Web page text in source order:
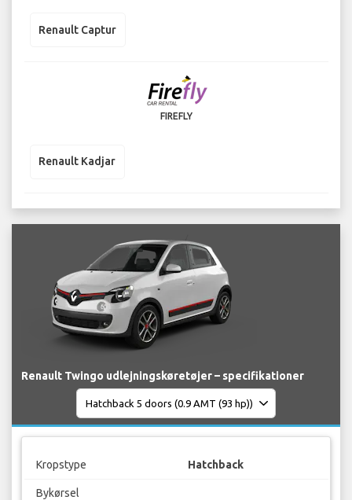
Renault Captur
FIREFLY
Renault Kadjar
Renault Twingo udlejningskøretøjer – specifikationer
Kropstype Hatchback
Bykørsel